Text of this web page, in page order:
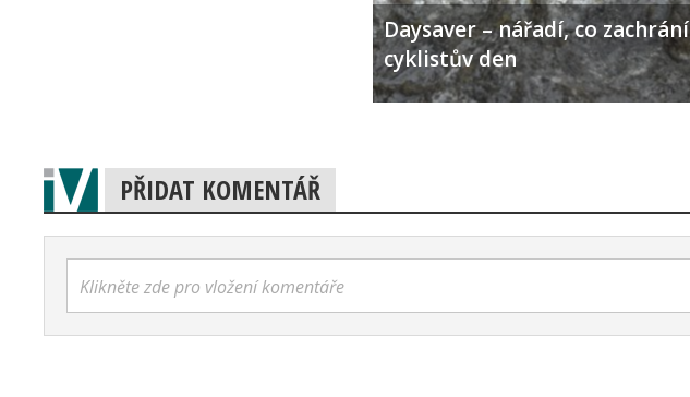
Daysaver – nářadí, co zachrání
cyklistův den
PŘIDAT KOMENTÁŘ
Klikněte zde pro vložení komentáře